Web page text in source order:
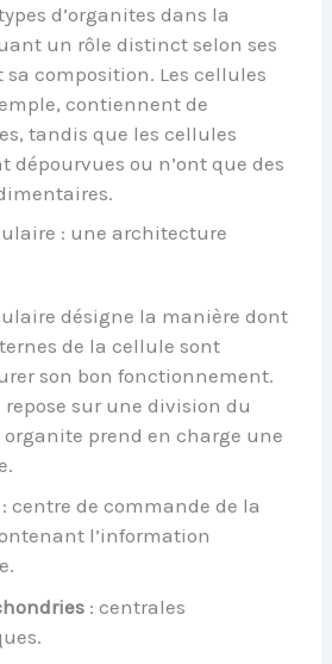
d’organites dans la
un rôle distinct selon ses
composition. Les cellules
contiennent de
tandis que les cellules
dépourvues ou n’ont que des
: une architecture
désigne la manière dont
de la cellule sont
son bon fonctionnement.
sur une division du
prend en charge une
: centre de commande de la
l’information
: centrales